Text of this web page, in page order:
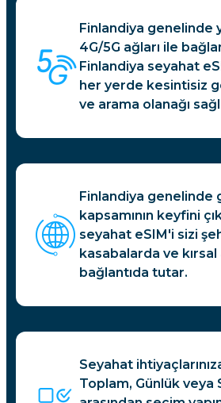
Finlandiya genelinde
4G/5G ağları ile
Finlandiya seyahat
her yerde kesintisiz
ve arama olanağı
Finlandiya genelinde
kapsamının keyfini
seyahat eSIM'i sizi
kasabalarda ve
bağlantıda tutar.
Seyahat
Toplam, Günlük veya